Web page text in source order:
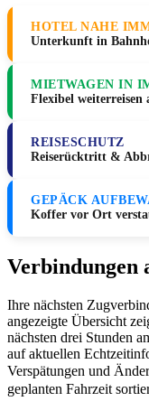
HOTEL NAHE
Unterkunft in
MIETWAGEN IN
Flexibel
REISESCHUTZ
Reiserücktritt &
GEPÄCK
Koffer vor Ort
Verbindungen
Ihre nächsten
angezeigte Übersicht
nächsten drei Stunden
auf aktuellen
Verspätungen und
geplanten Fahrzeit